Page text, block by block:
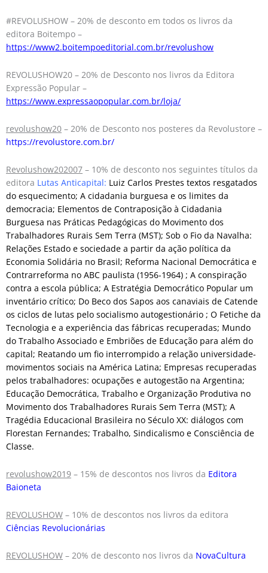
#REVOLUSHOW – 20% de desconto em todos os livros da
editora Boitempo –
https://www2.boitempoeditorial.com.br/revolushow
REVOLUSHOW20 – 20% de Desconto nos livros da Editora
Expressão Popular –
https://www.expressaopopular.com.br/loja/
revolushow20 – 20% de Desconto nos posteres da Revolustore –
https://revolustore.com.br/
Revolushow202007 – 10% de desconto nos seguintes títulos da
editora Lutas Anticapital: Luiz Carlos Prestes textos resgatados
do esquecimento; A cidadania burguesa e os limites da
democracia; Elementos de Contraposição à Cidadania
Burguesa nas Práticas Pedagógicas do Movimento dos
Trabalhadores Rurais Sem Terra (MST); Sob o Fio da Navalha:
Relações Estado e sociedade a partir da ação política da
Economia Solidária no Brasil; Reforma Nacional Democrática e
Contrarreforma no ABC paulista (1956-1964) ; A conspiração
contra a escola pública; A Estratégia Democrático Popular um
inventário crítico; Do Beco dos Sapos aos canaviais de Catende
os ciclos de lutas pelo socialismo autogestionário ; O Fetiche da
Tecnologia e a experiência das fábricas recuperadas; Mundo
do Trabalho Associado e Embriões de Educação para além do
capital; Reatando um fio interrompido a relação universidade-
movimentos sociais na América Latina; Empresas recuperadas
pelos trabalhadores: ocupações e autogestão na Argentina;
Educação Democrática, Trabalho e Organização Produtiva no
Movimento dos Trabalhadores Rurais Sem Terra (MST); A
Tragédia Educacional Brasileira no Século XX: diálogos com
Florestan Fernandes; Trabalho, Sindicalismo e Consciência de
Classe.
revolushow2019 – 15% de descontos nos livros da Editora
Baioneta
REVOLUSHOW – 10% de descontos nos livros da editora
Ciências Revolucionárias
REVOLUSHOW – 20% de desconto nos livros da NovaCultura